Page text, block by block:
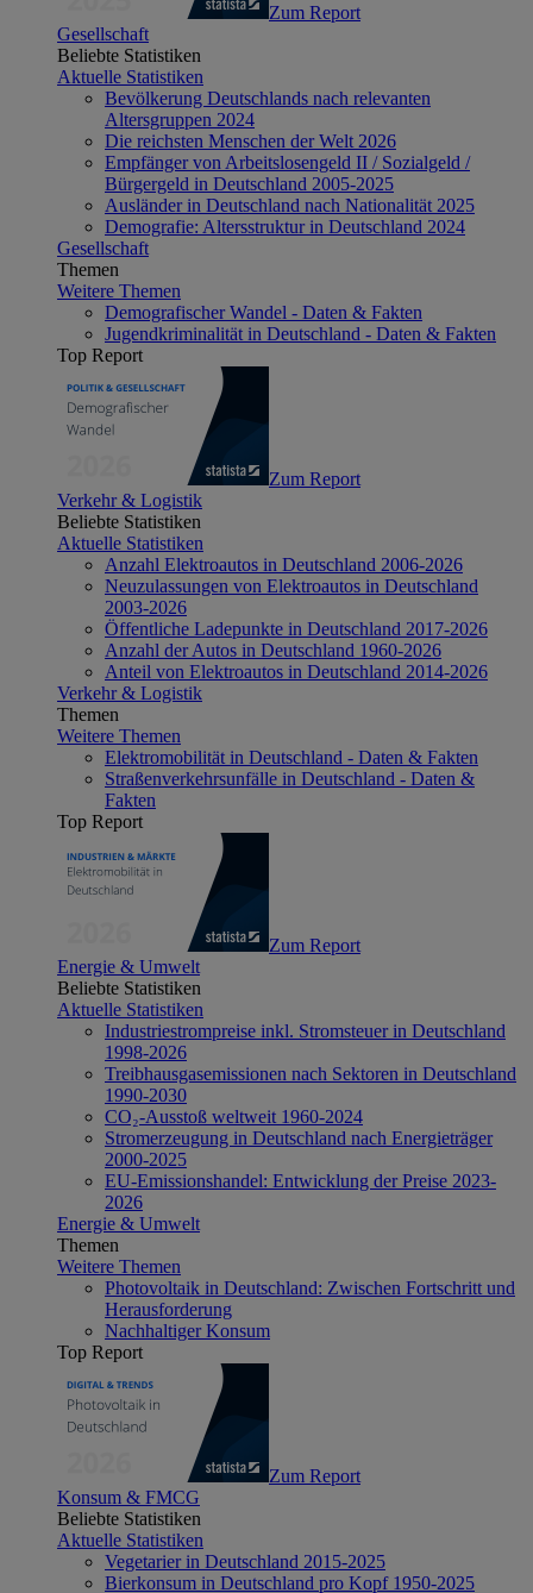
Zum Report
Gesellschaft
Beliebte Statistiken
Aktuelle Statistiken
Bevölkerung Deutschlands nach relevanten
Altersgruppen 2024
Die reichsten Menschen der Welt 2026
Empfänger von Arbeitslosengeld II / Sozialgeld /
Bürgergeld in Deutschland 2005-2025
Ausländer in Deutschland nach Nationalität 2025
Demografie: Altersstruktur in Deutschland 2024
Gesellschaft
Themen
Weitere Themen
Demografischer Wandel - Daten & Fakten
Jugendkriminalität in Deutschland - Daten & Fakten
Top Report
Zum Report
Verkehr & Logistik
Beliebte Statistiken
Aktuelle Statistiken
Anzahl Elektroautos in Deutschland 2006-2026
Neuzulassungen von Elektroautos in Deutschland
2003-2026
Öffentliche Ladepunkte in Deutschland 2017-2026
Anzahl der Autos in Deutschland 1960-2026
Anteil von Elektroautos in Deutschland 2014-2026
Verkehr & Logistik
Themen
Weitere Themen
Elektromobilität in Deutschland - Daten & Fakten
Straßenverkehrsunfälle in Deutschland - Daten &
Fakten
Top Report
Zum Report
Energie & Umwelt
Beliebte Statistiken
Aktuelle Statistiken
Industriestrompreise inkl. Stromsteuer in Deutschland
1998-2026
Treibhausgasemissionen nach Sektoren in Deutschland
1990-2030
CO₂-Ausstoß weltweit 1960-2024
Stromerzeugung in Deutschland nach Energieträger
2000-2025
EU-Emissionshandel: Entwicklung der Preise 2023-
2026
Energie & Umwelt
Themen
Weitere Themen
Photovoltaik in Deutschland: Zwischen Fortschritt und
Herausforderung
Nachhaltiger Konsum
Top Report
Zum Report
Konsum & FMCG
Beliebte Statistiken
Aktuelle Statistiken
Vegetarier in Deutschland 2015-2025
Bierkonsum in Deutschland pro Kopf 1950-2025